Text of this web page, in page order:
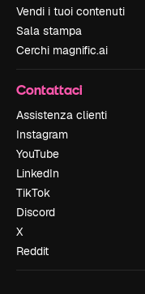
Vendi i tuoi contenuti
Sala stampa
Cerchi magnific.ai
Contattaci
Assistenza clienti
Instagram
YouTube
LinkedIn
TikTok
Discord
X
Reddit